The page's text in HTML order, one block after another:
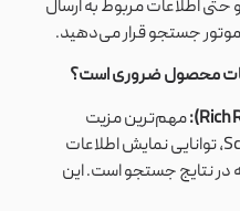
حتی اطلاعات مربوط به ارسال
موتور جستجو قرار می‌دهید.
مهم‌ترین مزیت
استفاده از Schema Markup، توانایی نمایش اطلاعات
نتایج جستجو است. این